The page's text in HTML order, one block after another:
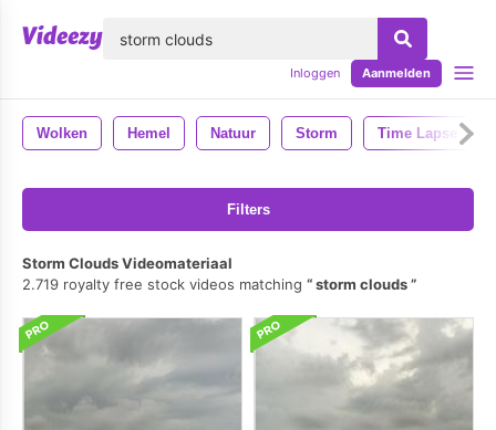
Inloggen Aanmelden
Wolken Hemel Natuur Storm Time Lapse
Filters
Storm Clouds Videomateriaal
2.719 royalty free stock videos matching
storm clouds